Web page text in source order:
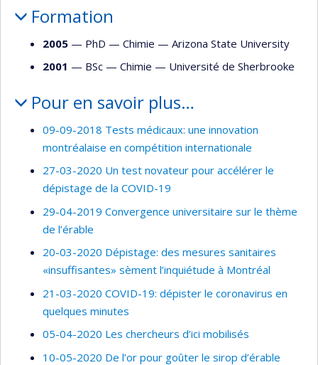
Formation
2005 — PhD — Chimie — Arizona State University
2001 — BSc — Chimie — Université de Sherbrooke
Pour en savoir plus…
09-09-2018 Tests médicaux: une innovation
montréalaise en compétition internationale
27-03-2020 Un test novateur pour accélérer le
dépistage de la COVID-19
29-04-2019 Convergence universitaire sur le thème
de l’érable
20-03-2020 Dépistage: des mesures sanitaires
«insuffisantes» sèment l’inquiétude à Montréal
21-03-2020 COVID-19: dépister le coronavirus en
quelques minutes
05-04-2020 Les chercheurs d’ici mobilisés
10-05-2020 De l’or pour goûter le sirop d’érable